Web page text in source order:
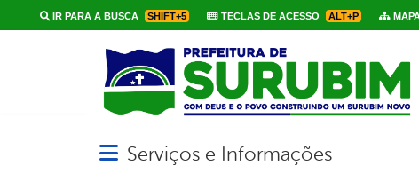
IR PARA A BUSCA SHIFT+5 TECLAS DE ACESSO ALT+P
Abrir menu principal de navegação
Serviços e Informações